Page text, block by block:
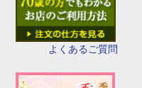
よくあるご質問